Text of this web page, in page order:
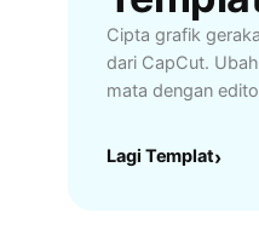
Cipta grafik
dari CapCut.
mata dengan
Lagi Templat›